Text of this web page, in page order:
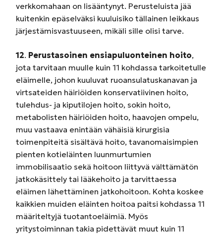
verkkomahaan on lisääntynyt. Perusteluista jää
kuitenkin epäselväksi kuuluisiko tällainen leikkaus
järjestämisvastuuseen, mikäli sille olisi tarve.
12. Perustasoinen ensiapuluonteinen hoito,
jota tarvitaan muulle kuin 11 kohdassa tarkoitetulle
eläimelle, johon kuuluvat ruoansulatuskanavan ja
virtsateiden häiriöiden konservatiivinen hoito,
tulehdus- ja kiputilojen hoito, sokin hoito,
metabolisten häiriöiden hoito, haavojen ompelu,
muu vastaava enintään vähäisiä kirurgisia
toimenpiteitä sisältävä hoito, tavanomaisimpien
pienten kotieläinten luunmurtumien
immobilisaatio sekä hoitoon liittyvä välttämätön
jatkokäsittely tai lääkehoito ja tarvittaessa
eläimen lähettäminen jatkohoitoon. Kohta koskee
kaikkien muiden eläinten hoitoa paitsi kohdassa 11
määriteltyjä tuotantoeläimiä. Myös
yritystoiminnan takia pidettävät muut kuin 11